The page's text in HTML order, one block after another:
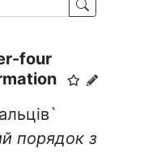
four
порядок з